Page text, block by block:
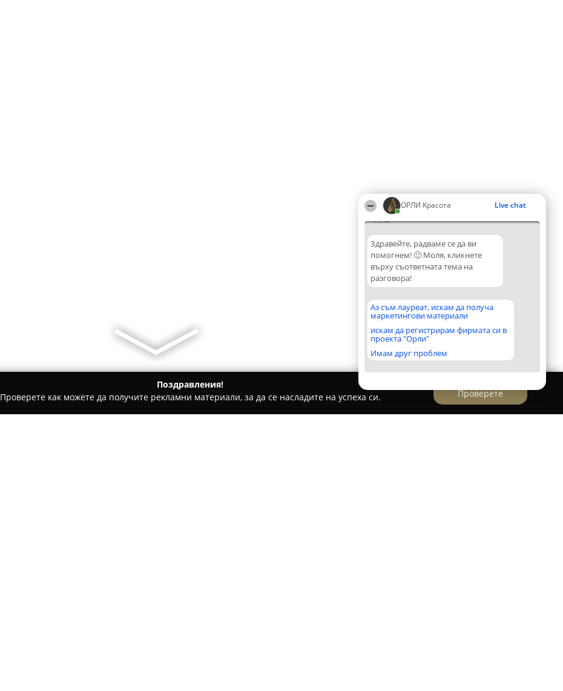
ОРЛИ Красота Live chat
15:38
Здравейте, радваме се да ви
помогнем! 🙂 Моля, кликнете
върху съответната тема на
разговора!
Аз съм лауреат, искам да получа
маркетингови материали
искам да регистрирам фирмата си в
проекта "Орли"
Имам друг проблем
Поздравления!
Проверете как можете да получите рекламни материали, за да се насладите на успеха си.
Проверете